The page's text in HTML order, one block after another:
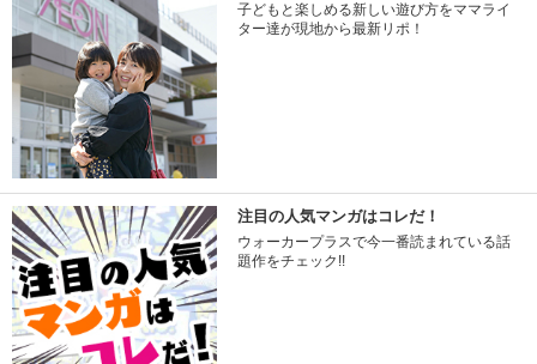
子どもと楽しめる新しい遊び方をママライ
ター達が現地から最新リポ！
注目の人気マンガはコレだ！
ウォーカープラスで今一番読まれている話
題作をチェック!!